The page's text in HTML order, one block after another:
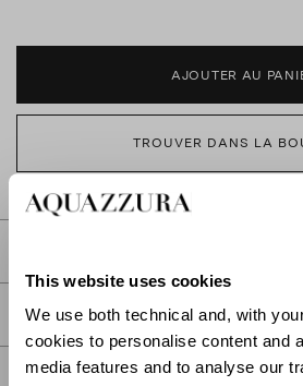
This website uses cookies
We use both technical and, with
cookies to personalise content and
media features and to analyse our
AJOUTER AU
TROUVER DANS LA
DÉTAIL
SOIN